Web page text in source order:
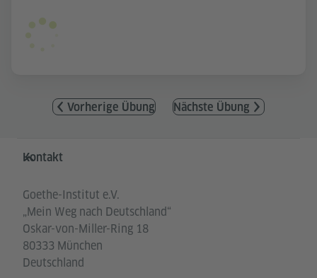
Vorherige Übung Nächste Übung
Service- und Informationsbereich
Kontakt
Goethe-Institut e.V.
„Mein Weg nach Deutschland“
Oskar-von-Miller-Ring 18
80333 München
Deutschland